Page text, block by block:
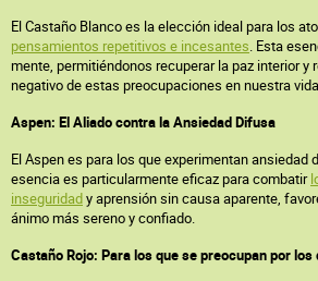
El Castaño Blanco es la elección ideal para los
pensamientos repetitivos e incesantes. Esta
mente, permitiéndonos recuperar la paz interior y
negativo de estas preocupaciones en nuestra
Aspen: El Aliado contra la Ansiedad Difusa
El Aspen es para los que experimentan ansiedad
esencia es particularmente eficaz para combatir
inseguridady aprensión sin causa aparente,
ánimo más sereno y confiado.
Castaño Rojo: Para los que se preocupan por los